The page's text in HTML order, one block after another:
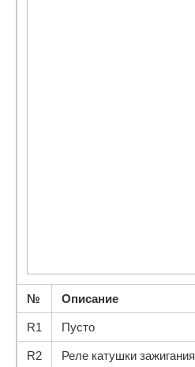
№ Описание
R1 Пусто
R2 Реле катушки зажигания